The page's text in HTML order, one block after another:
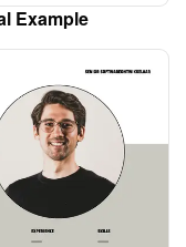
Example